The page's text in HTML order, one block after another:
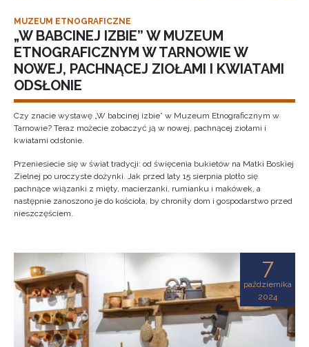
MUZEUM ETNOGRAFICZNE
„W BABCINEJ IZBIE” W MUZEUM
ETNOGRAFICZNYM W TARNOWIE W
NOWEJ, PACHNĄCEJ ZIOŁAMI I KWIATAMI
ODSŁONIE
Czy znacie wystawę „W babcinej izbie” w Muzeum Etnograficznym w
Tarnowie? Teraz możecie zobaczyć ją w nowej, pachnącej ziołami i
kwiatami odsłonie.
Przeniesiecie się w świat tradycji: od święcenia bukietów na Matki Boskiej
Zielnej po uroczyste dożynki. Jak przed laty 15 sierpnia plotło się
pachnące wiązanki z mięty, macierzanki, rumianku i makówek, a
następnie zanoszono je do kościoła, by chroniły dom i gospodarstwo przed
nieszczęściem.
7
października
2024